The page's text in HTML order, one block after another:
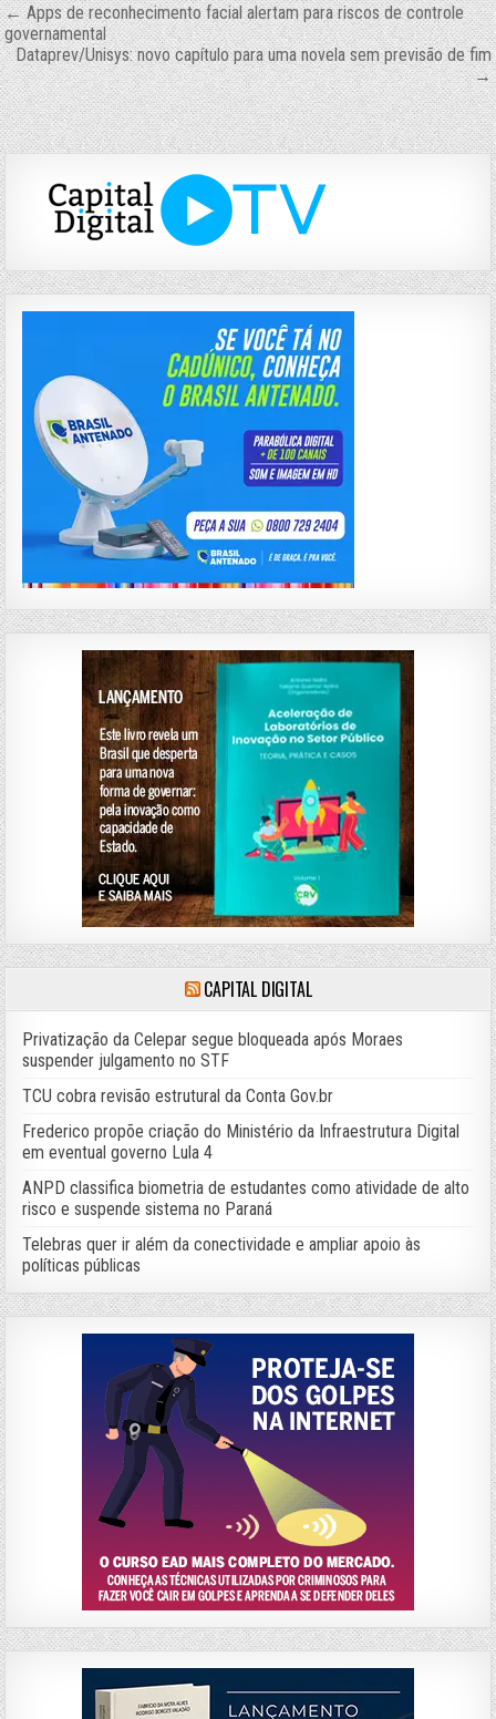
Navegação
de
Post
← Apps de reconhecimento facial alertam para riscos de controle
governamental
Dataprev/Unisys: novo capítulo para uma novela sem previsão de fim
→
CAPITAL DIGITAL
Privatização da Celepar segue bloqueada após Moraes
suspender julgamento no STF
TCU cobra revisão estrutural da Conta Gov.br
Frederico propõe criação do Ministério da Infraestrutura Digital
em eventual governo Lula 4
ANPD classifica biometria de estudantes como atividade de alto
risco e suspende sistema no Paraná
Telebras quer ir além da conectividade e ampliar apoio às
políticas públicas